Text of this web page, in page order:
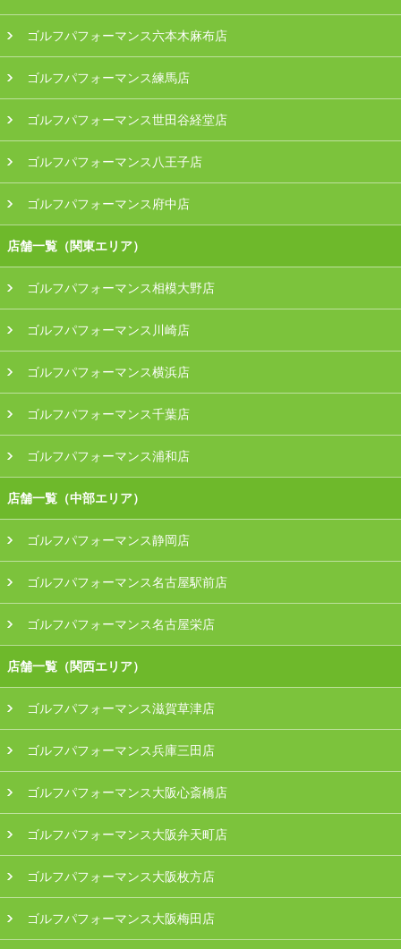
ゴルフパフォーマンス六本木麻布店
ゴルフパフォーマンス練馬店
ゴルフパフォーマンス世田谷経堂店
ゴルフパフォーマンス八王子店
ゴルフパフォーマンス府中店
店舗一覧（関東エリア）
ゴルフパフォーマンス相模大野店
ゴルフパフォーマンス川崎店
ゴルフパフォーマンス横浜店
ゴルフパフォーマンス千葉店
ゴルフパフォーマンス浦和店
店舗一覧（中部エリア）
ゴルフパフォーマンス静岡店
ゴルフパフォーマンス名古屋駅前店
ゴルフパフォーマンス名古屋栄店
店舗一覧（関西エリア）
ゴルフパフォーマンス滋賀草津店
ゴルフパフォーマンス兵庫三田店
ゴルフパフォーマンス大阪心斎橋店
ゴルフパフォーマンス大阪弁天町店
ゴルフパフォーマンス大阪枚方店
ゴルフパフォーマンス大阪梅田店